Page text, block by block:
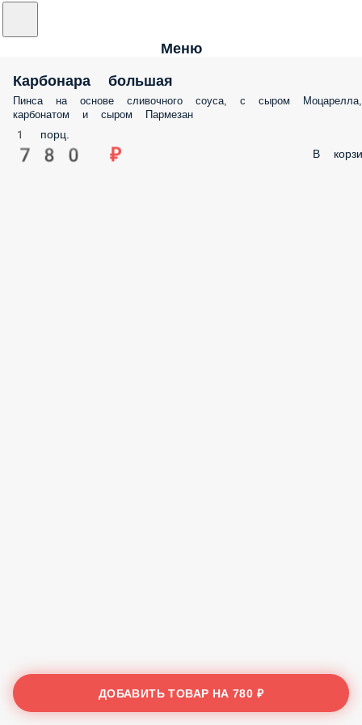
Меню
Карбонара большая
Пинса на основе сливочного соуса, с сыром Моцарелла,
карбонатом и сыром Пармезан
1 порц.
780 ₽ В
ДОБАВИТЬ ТОВАР НА780 ₽